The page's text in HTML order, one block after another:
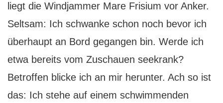
liegt die Windjammer Mare Frisium vor Anker.
Seltsam: Ich schwanke schon noch bevor ich
überhaupt an Bord gegangen bin. Werde ich
etwa bereits vom Zuschauen seekrank?
Betroffen blicke ich an mir herunter. Ach so ist
das: Ich stehe auf einem schwimmenden